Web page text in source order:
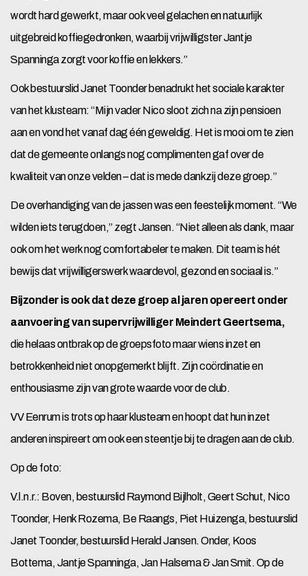
wordt hard gewerkt, maar ook veel gelachen en natuurlijk
uitgebreid koffiegedronken, waarbij vrijwilligster Jantje
Spanninga zorgt voor koffie en lekkers.”
Ook bestuurslid Janet Toonder benadrukt het sociale karakter
van het klusteam: “Mijn vader Nico sloot zich na zijn pensioen
aan en vond het vanaf dag één geweldig. Het is mooi om te zien
dat de gemeente onlangs nog complimenten gaf over de
kwaliteit van onze velden – dat is mede dankzij deze groep.”
De overhandiging van de jassen was een feestelijk moment. “We
wilden iets terugdoen,” zegt Jansen. “Niet alleen als dank, maar
ook om het werk nog comfortabeler te maken. Dit team is hét
bewijs dat vrijwilligerswerk waardevol, gezond en sociaal is.”
Bijzonder is ook dat deze groep al jaren opereert onder
aanvoering van supervrijwilliger Meindert Geertsema,
die helaas ontbrak op de groepsfoto maar wiens inzet en
betrokkenheid niet onopgemerkt blijft. Zijn coördinatie en
enthousiasme zijn van grote waarde voor de club.
VV Eenrum is trots op haar klusteam en hoopt dat hun inzet
anderen inspireert om ook een steentje bij te dragen aan de club.
Op de foto:
V.l.n.r.: Boven, bestuurslid Raymond Bijlholt, Geert Schut, Nico
Toonder, Henk Rozema, Be Raangs, Piet Huizenga, bestuurslid
Janet Toonder, bestuurslid Herald Jansen. Onder, Koos
Bottema, Jantje Spanninga, Jan Halsema & Jan Smit. Op de